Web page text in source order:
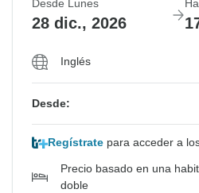
Desde Lunes
28 dic., 2026
Inglés
Desde:
Regístrate para acceder a
Precio basado en una
doble